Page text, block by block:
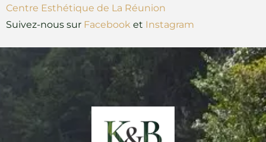
Centre Esthétique de La Réunion
Suivez-nous sur Facebook et Instagram